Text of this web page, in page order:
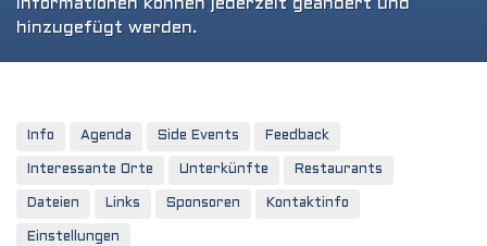
Informationen können jederzeit geändert und
hinzugefügt werden.
Info Agenda Side Events Feedback
Interessante Orte Unterkünfte Restaurants
Dateien Links Sponsoren Kontaktinfo
Einstellungen